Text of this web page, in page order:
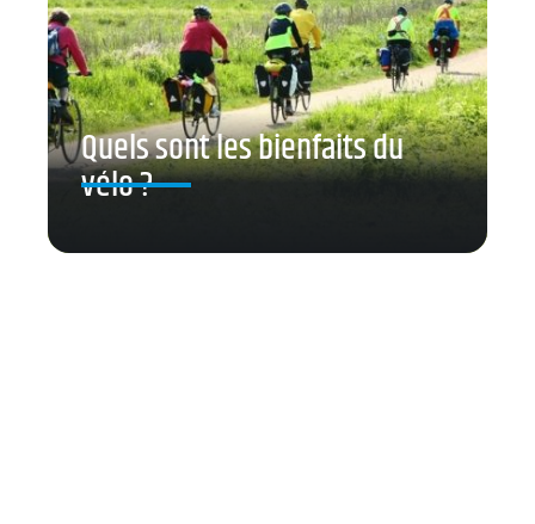
Quels sont les bienfaits du
vélo ?